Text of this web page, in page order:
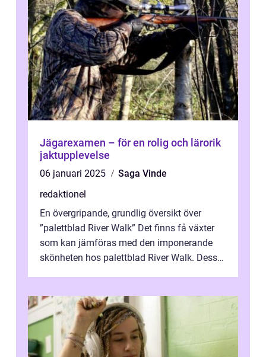
Jägarexamen – för en rolig och lärorik
jaktupplevelse
06 januari 2025
Saga Vinde
redaktionel
En övergripande, grundlig översikt över
”palettblad River Walk” Det finns få växter
som kan jämföras med den imponerande
skönheten hos palettblad River Walk. Dess